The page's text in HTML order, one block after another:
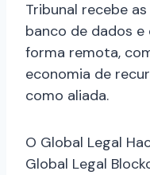
Tribunal recebe
banco de dados
forma remota,
economia de
como aliada.
O Global Legal
Global Legal